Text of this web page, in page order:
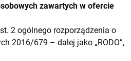
zawartych w ofercie
2 ogólnego rozporządzenia o
2016/679 – dalej jako „RODO”,